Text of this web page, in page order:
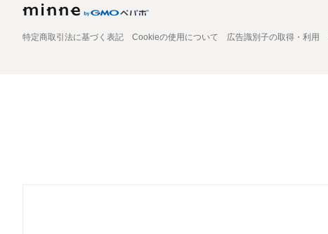
特定商取引法に基づく表記 Cookieの使用について 広告識別子の取得・利用